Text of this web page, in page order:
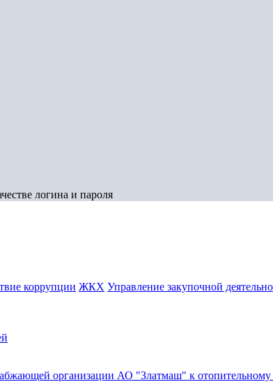
логина и пароля
коррупции ЖКХ Управление закупочной
организации АО "Златмаш" к отопительному